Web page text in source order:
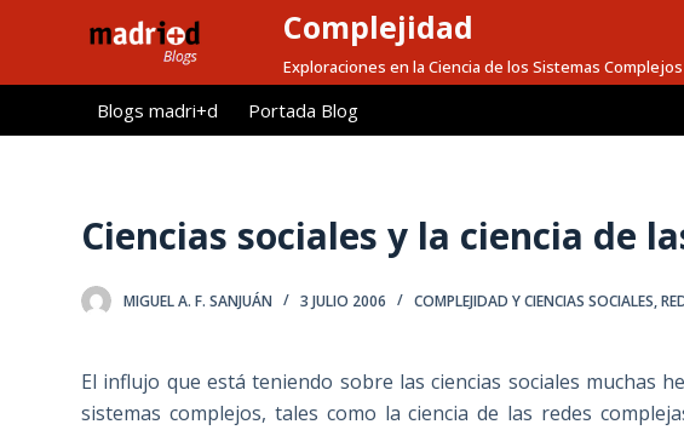
l
Complejidad
Exploraciones en la Ciencia de los Sistemas Complejos
Blogs madri+d Portada Blog
Ciencias sociales y la ciencia de
MIGUEL A. F. SANJUÁN 3 JULIO 2006 COMPLEJIDAD Y CIENCIAS SOCIALES,
El influjo que está teniendo sobre las ciencias sociales muchas
sistemas complejos, tales como la ciencia de las redes